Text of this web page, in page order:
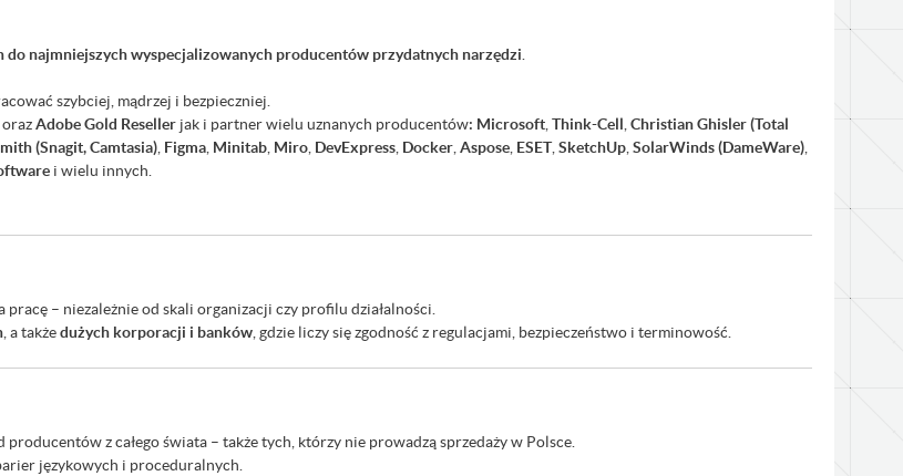
do najmniejszych wyspecjalizowanych producentów przydatnych narzędzi
szybciej, mądrzej i bezpieczniej.
orazAdobe Gold Reseller jak i partner wielu uznanych producentów: Microsoft Think-Cell Christian Ghisler (Total
(Snagit, Camtasia) Figma Minitab Miro DevExpress Docker Aspose ESET, SketchUp SolarWinds (DameWare)
i wielu innych.
– niezależnie od skali organizacji czy profilu działalności.
, a takżedużych korporacji i banków , gdzie liczy się zgodność z regulacjami, bezpieczeństwo i terminowość.
producentów z całego świata – także tych, którzy nie prowadzą sprzedaży w Polsce.
językowych i proceduralnych.